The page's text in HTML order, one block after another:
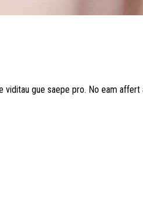
gue saepe pro. No eam